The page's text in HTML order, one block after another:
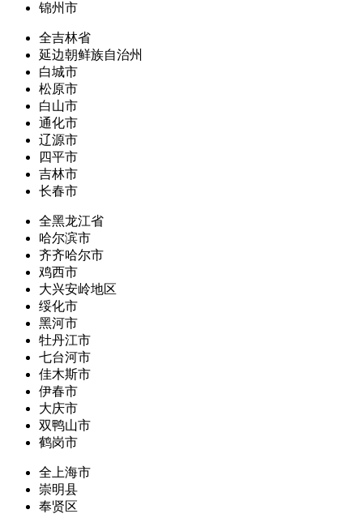
锦州市
全吉林省
延边朝鲜族自治州
白城市
松原市
白山市
通化市
辽源市
四平市
吉林市
长春市
全黑龙江省
哈尔滨市
齐齐哈尔市
鸡西市
大兴安岭地区
绥化市
黑河市
牡丹江市
七台河市
佳木斯市
伊春市
大庆市
双鸭山市
鹤岗市
全上海市
崇明县
奉贤区